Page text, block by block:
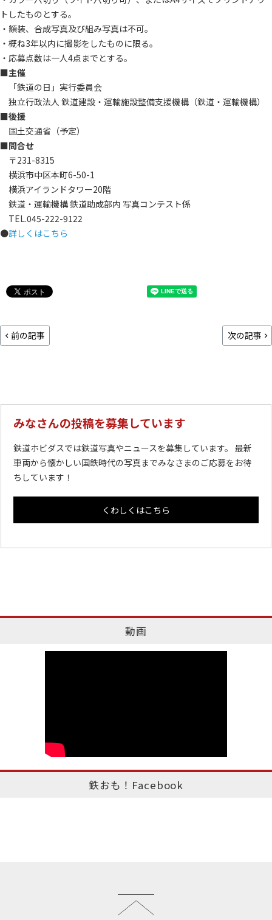
トしたものとする。
・額装、合成写真及び組み写真は不可。
・概ね3年以内に撮影をしたものに限る。
・応募点数は一人4点までとする。
■主催
「鉄道の日」実行委員会
独立行政法人 鉄道建設・運輸施設整備支援機構（鉄道・運輸機構）
■後援
国土交通省（予定）
■問合せ
〒231-8315
横浜市中区本町6-50-1
横浜アイランドタワー20階
鉄道・運輸機構 鉄道助成部内 写真コンテスト係
TEL.045-222-9122
●詳しくはこちら
前の記事 次の記事
みなさんの投稿を募集しています
鉄道ホビダスでは鉄道写真やニュースを募集しています。 最新
車両から懐かしい国鉄時代の写真までみなさまのご応募をお待
ちしています！
くわしくはこちら
動画
鉄おも！Facebook